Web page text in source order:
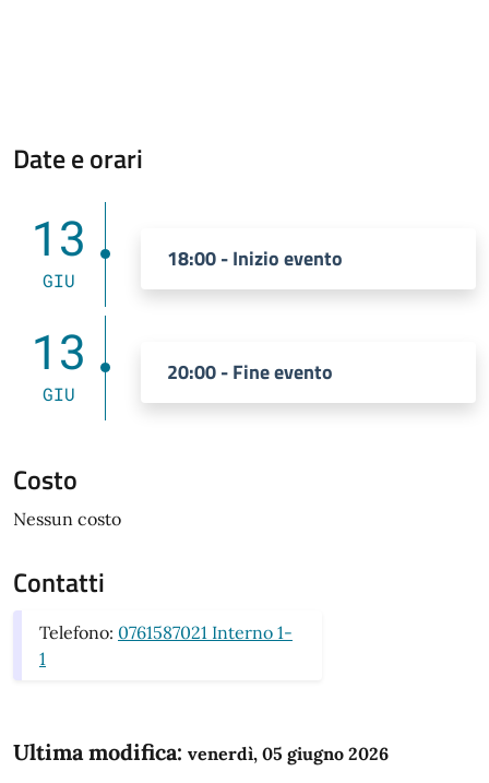
Date e orari
13
GIU
18:00 - Inizio evento
13
GIU
20:00 - Fine evento
Costo
Nessun costo
Contatti
Telefono: 0761587021 Interno 1-
1
Ultima modifica: venerdì, 05 giugno 2026